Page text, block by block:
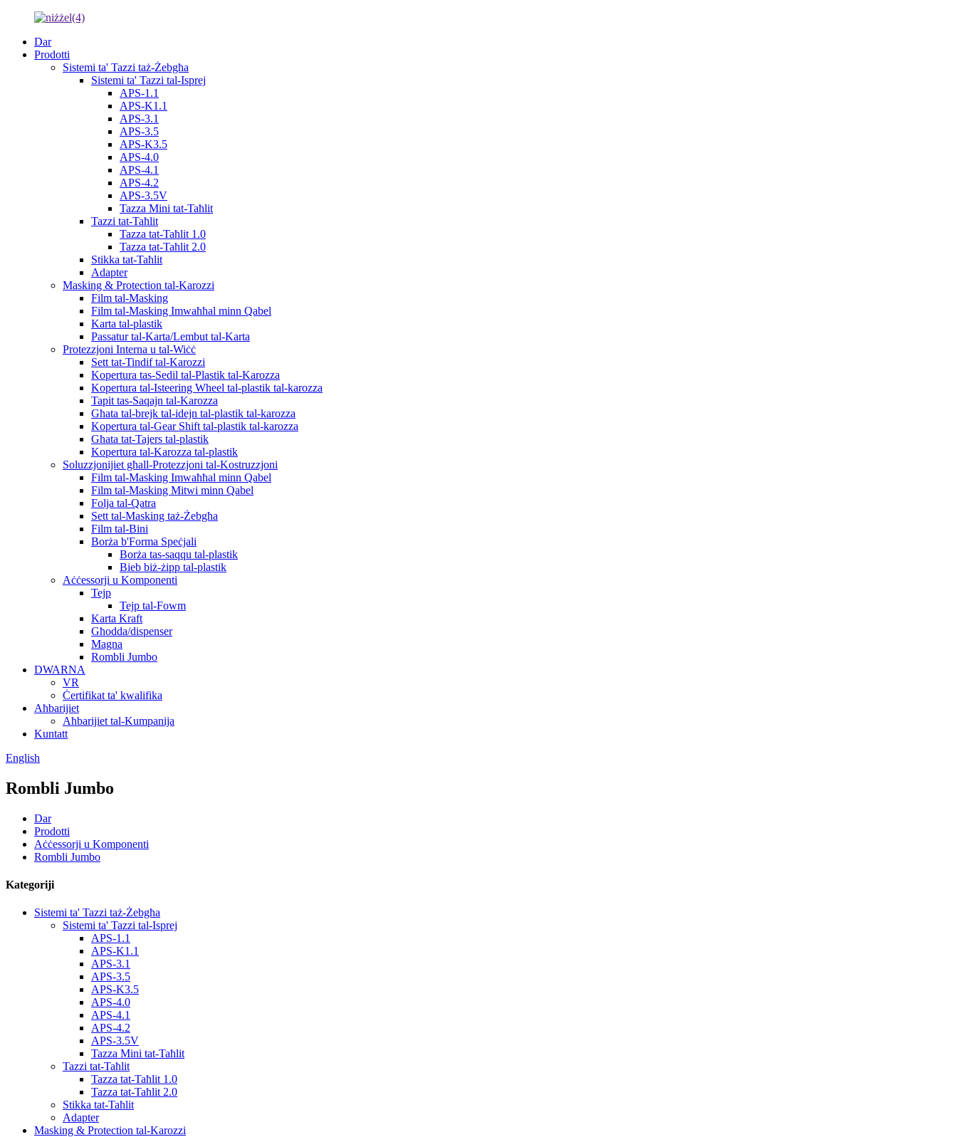
Dar
Prodotti
Sistemi ta' Tazzi taż-Żebgħa
Sistemi ta' Tazzi tal-Isprej
APS-1.1
APS-K1.1
APS-3.1
APS-3.5
APS-K3.5
APS-4.0
APS-4.1
APS-4.2
APS-3.5V
Tazza Mini tat-Taħlit
Tazzi tat-Taħlit
Tazza tat-Taħlit 1.0
Tazza tat-Taħlit 2.0
Stikka tat-Taħlit
Adapter
Masking & Protection tal-Karozzi
Film tal-Masking
Film tal-Masking Imwaħħal minn Qabel
Karta tal-plastik
Passatur tal-Karta/Lembut tal-Karta
Protezzjoni Interna u tal-Wiċċ
Sett tat-Tindif tal-Karozzi
Kopertura tas-Sedil tal-Plastik tal-Karozza
Kopertura tal-Isteering Wheel tal-plastik tal-karozza
Tapit tas-Saqajn tal-Karozza
Għata tal-brejk tal-idejn tal-plastik tal-karozza
Kopertura tal-Gear Shift tal-plastik tal-karozza
Għata tat-Tajers tal-plastik
Kopertura tal-Karozza tal-plastik
Soluzzjonijiet għall-Protezzjoni tal-Kostruzzjoni
Film tal-Masking Imwaħħal minn Qabel
Film tal-Masking Mitwi minn Qabel
Folja tal-Qatra
Sett tal-Masking taż-Żebgħa
Film tal-Bini
Borża b'Forma Speċjali
Borża tas-saqqu tal-plastik
Bieb biż-żipp tal-plastik
Aċċessorji u Komponenti
Tejp
Tejp tal-Fowm
Karta Kraft
Għodda/dispenser
Magna
Rombli Jumbo
DWARNA
VR
Ċertifikat ta' kwalifika
Aħbarijiet
Aħbarijiet tal-Kumpanija
Kuntatt
English
Rombli Jumbo
Dar
Prodotti
Aċċessorji u Komponenti
Rombli Jumbo
Kategoriji
Sistemi ta' Tazzi taż-Żebgħa
Sistemi ta' Tazzi tal-Isprej
APS-1.1
APS-K1.1
APS-3.1
APS-3.5
APS-K3.5
APS-4.0
APS-4.1
APS-4.2
APS-3.5V
Tazza Mini tat-Taħlit
Tazzi tat-Taħlit
Tazza tat-Taħlit 1.0
Tazza tat-Taħlit 2.0
Stikka tat-Taħlit
Adapter
Masking & Protection tal-Karozzi